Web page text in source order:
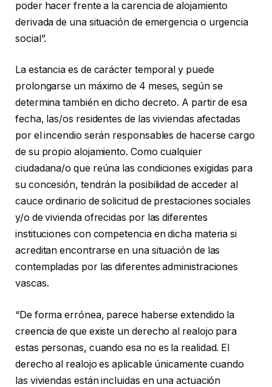
poder hacer frente a la carencia de alojamiento
derivada de una situación de emergencia o urgencia
social”.
La estancia es de carácter temporal y puede
prolongarse un máximo de 4 meses, según se
determina también en dicho decreto. A partir de esa
fecha, las/os residentes de las viviendas afectadas
por el incendio serán responsables de hacerse cargo
de su propio alojamiento. Como cualquier
ciudadana/o que reúna las condiciones exigidas para
su concesión, tendrán la posibilidad de acceder al
cauce ordinario de solicitud de prestaciones sociales
y/o de vivienda ofrecidas por las diferentes
instituciones con competencia en dicha materia si
acreditan encontrarse en una situación de las
contempladas por las diferentes administraciones
vascas.
“De forma errónea, parece haberse extendido la
creencia de que existe un derecho al realojo para
estas personas, cuando esa no es la realidad. El
derecho al realojo es aplicable únicamente cuando
las viviendas están incluidas en una actuación